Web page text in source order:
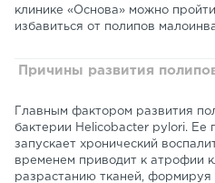
клинике «Основа» можно
избавиться от полипов
Причины развития
Главным фактором развития
бактерии Helicobacter pylori. Ее
запускает хронический
временем приводит к атрофии
разрастанию тканей, формируя